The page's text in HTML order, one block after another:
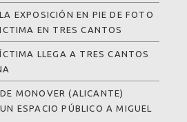
EXPOSICIÓN EN PIE DE FOTO
EN TRES CANTOS
LLEGA A TRES CANTOS
MONOVER (ALICANTE)
ESPACIO PÚBLICO A MIGUEL